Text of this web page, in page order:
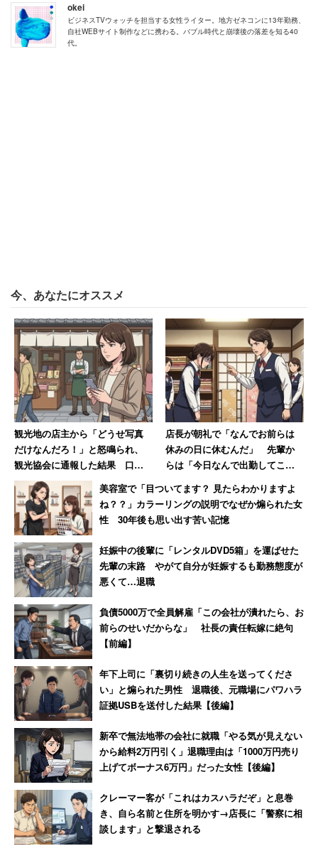
okei
ビジネスTVウォッチを担当する女性ライター。地方ゼネコンに13年勤務、
自社WEBサイト制作などに携わる。バブル時代と崩壊後の落差を知る40
代。
今、あなたにオススメ
観光地の店主から「どうせ写真
だけなんだろ！」と怒鳴られ、
観光協会に通報した結果 口コ
ミには外国人からの悲痛な声も
【後編】
店長が朝礼で「なんでお前らは
休みの日に休むんだ」 先輩か
らは「今日なんで出勤してこな
【前編】
美容室で「目ついてます？ 見たらわかりますよ
ね？？」カラーリングの説明でなぜか煽られた女
性 30年後も思い出す苦い記憶
妊娠中の後輩に「レンタルDVD5箱」を運ばせた
先輩の末路 やがて自分が妊娠するも勤務態度が
悪くて…退職
負債5000万で全員解雇「この会社が潰れたら、お
前らのせいだからな」 社長の責任転嫁に絶句
【前編】
年下上司に「裏切り続きの人生を送ってくださ
い」と煽られた男性 退職後、元職場にパワハラ
証拠USBを送付した結果【後編】
新卒で無法地帯の会社に就職「やる気が見えない
から給料2万円引く」退職理由は「1000万円売り
上げてボーナス6万円」だった女性【後編】
クレーマー客が「これはカスハラだぞ」と息巻
き、自ら名前と住所を明かす→店長に「警察に相
談します」と撃退される